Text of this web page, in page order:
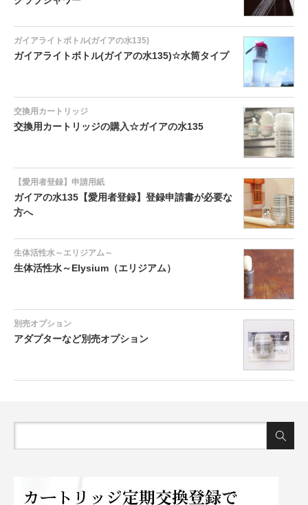
ガイアライトボトル(ガイアの水135)
ガイアライトボトル(ガイアの水135)☆水筒タイプ
交換用カートリッジ
交換用カートリッジの購入☆ガイアの水135
【愛用者登録】申請用紙
ガイアの水135【愛用者登録】登録申請書が必要な
方へ
生体活性水～エリジアム～
生体活性水～Elysium（エリジアム）
別売オプション
アダプターなど別売オプション